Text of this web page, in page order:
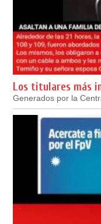
Los titulares más
Generados por la